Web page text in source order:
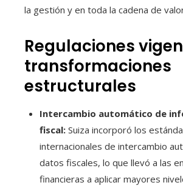
la gestión y en toda la cadena de
Regulaciones
transformaciones
estructurales
Intercambio automático de
fiscal: Suiza incorporó los
internacionales de intercambio
datos fiscales, lo que llevó a las
financieras a aplicar mayores